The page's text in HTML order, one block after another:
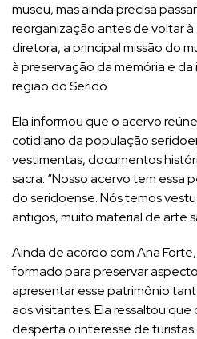
museu, mas ainda precisa
reorganização antes de voltar
diretora, a principal missão do
à preservação da memória e
região do Seridó.
Ela informou que o acervo
cotidiano da população
vestimentas, documentos
sacra. “Nosso acervo tem essa
do seridoense. Nós temos
antigos, muito material de arte
Ainda de acordo com Ana
formado para preservar
apresentar esse patrimônio
aos visitantes. Ela ressaltou
desperta o interesse de turistas